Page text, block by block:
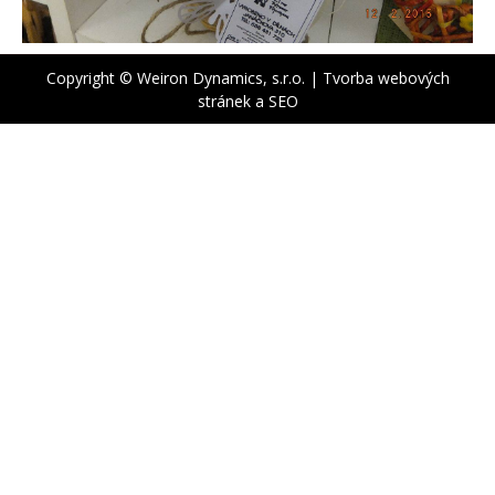
Copyright © Weiron Dynamics, s.r.o. | Tvorba webových
stráneka SEO